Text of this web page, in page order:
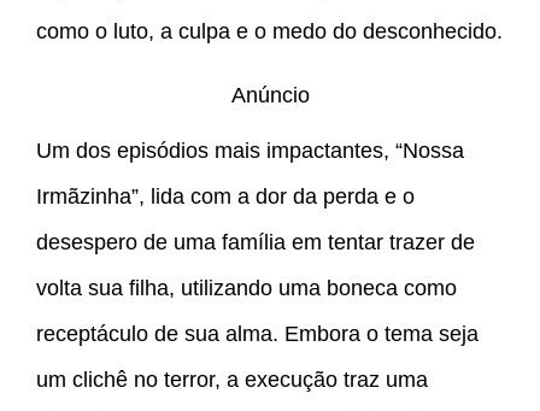
como o luto, a culpa e o medo do desconhecido.
Anúncio
Um dos episódios mais impactantes, “Nossa
Irmãzinha”, lida com a dor da perda e o
desespero de uma família em tentar trazer de
volta sua filha, utilizando uma boneca como
receptáculo de sua alma. Embora o tema seja
um clichê no terror, a execução traz uma